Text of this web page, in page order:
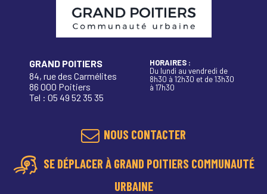
GRAND POITIERS
84, rue des Carmélites
86 000 Poitiers
Tel : 05 49 52 35 35
HORAIRES :
Du lundi au vendredi de
8h30 à 12h30 et de 13h30
à 17h30
NOUS CONTACTER
SE DÉPLACER À GRAND POITIERS COMMUNAUTÉ
URBAINE